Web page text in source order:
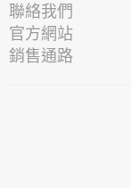
聯絡我們
官方網站
銷售通路